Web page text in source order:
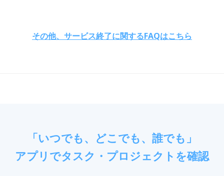
その他、サービス終了に関するFAQはこちら
「いつでも、どこでも、誰でも」
アプリでタスク・プロジェクトを確認